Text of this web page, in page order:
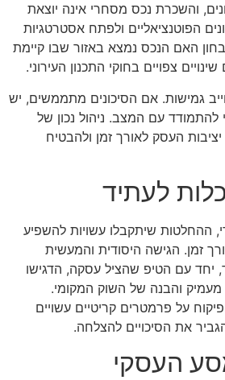
והשכרת נכס מסחרי אינה יוצאת
הפוטנציאליים ולפתח אסטרטגיות
האם הנכס נמצא באזור שבו קיימת
צפויים בחוקי התכנון העירוני.
גמישות. אם הסיכונים מתממשים, יש
להתמודד עם המצב. ניהול נכון של
יציבות העסק לאורך זמן ולהבטיח
לעתיד
שיתקבלו עשויות להשפיע
זמן. הגישה היסודית והמעשית
יחד עם הטיפ שהציל עסקה, הדגישו
והבנה של השוק המקומי.
על פרמטרים קריטיים עשויים
את הסיכויים להצלחה.
העסקי